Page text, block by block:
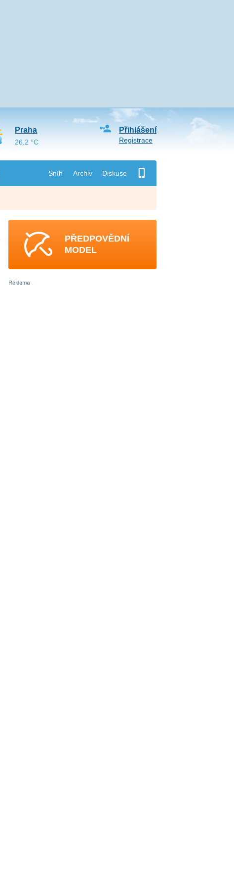
Sníh Archiv Diskuse
Přihlášení
Registrace
Praha
26.2 °C
PŘEDPOVĚDNÍ
MODEL